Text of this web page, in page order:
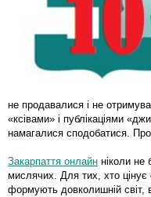
не продавалися і не
«ксівами» і публікаціями
намагалися сподобатися.
Закарпаття онлайн ніколи
мислячих. Для тих, хто цінує
формують довколишній світ,